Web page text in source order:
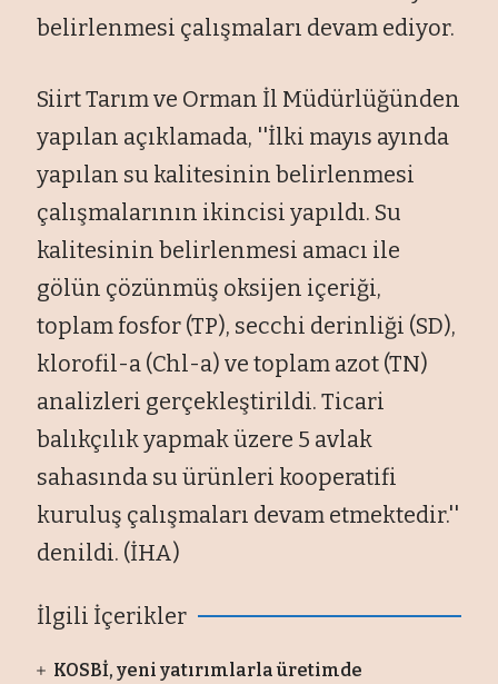
belirlenmesi çalışmaları devam ediyor.
Siirt Tarım ve Orman İl Müdürlüğünden
yapılan açıklamada, ''İlki mayıs ayında
yapılan su kalitesinin belirlenmesi
çalışmalarının ikincisi yapıldı. Su
kalitesinin belirlenmesi amacı ile
gölün çözünmüş oksijen içeriği,
toplam fosfor (TP), secchi derinliği (SD),
klorofil-a (Chl-a) ve toplam azot (TN)
analizleri gerçekleştirildi. Ticari
balıkçılık yapmak üzere 5 avlak
sahasında su ürünleri kooperatifi
kuruluş çalışmaları devam etmektedir.''
denildi. (İHA)
İlgili İçerikler
KOSBİ, yeni yatırımlarla üretimde